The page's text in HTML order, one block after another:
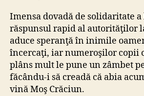
Imensa dovadă de solidaritate
răspunsul rapid al autorităţilor
aduce speranţă în inimile
încercaţi, iar numeroşilor copii
plâns mult le pune un zâmbet
făcându-i să creadă că abia
vină Moş Crăciun.